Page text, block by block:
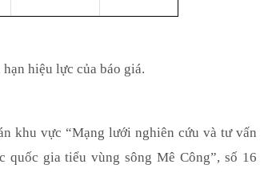
hiệu lực của báo giá.
khu vực “Mạng lưới nghiên cứu và tư vấn
quốc gia tiểu vùng sông Mê Công”, số 16